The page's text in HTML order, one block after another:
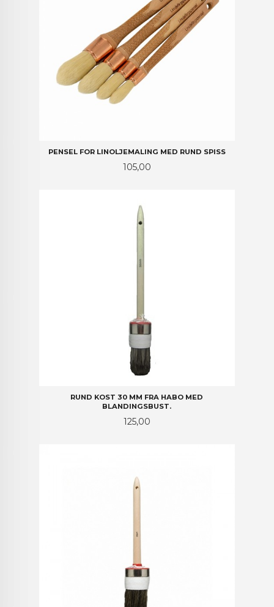
PENSEL FOR LINOLJEMALING MED RUND SPISS
Pris
105,00
RUND KOST 30 MM FRA HABO MED
BLANDINGSBUST.
Pris
125,00